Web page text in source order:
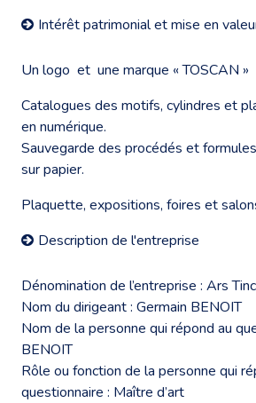
Intérêt patrimonial et mise en
Un logo et une marque « TOSCAN »
Catalogues des motifs, cylindres et
en numérique.
Sauvegarde des procédés et
sur papier.
Plaquette, expositions, foires et
Description de l'entreprise
Dénomination de l’entreprise : Ars
Nom du dirigeant : Germain BENOIT
Nom de la personne qui répond au
BENOIT
Rôle ou fonction de la personne qui
questionnaire : Maître d’art